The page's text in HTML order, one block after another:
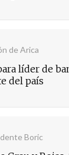
de Arica
líder de
del país
Boric